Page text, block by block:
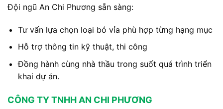
Đội ngũ An Chi Phương sẵn sàng:
Tư vấn lựa chọn loại bó vỉa phù hợp từng hạng mục
Hỗ trợ thông tin kỹ thuật, thi công
Đồng hành cùng nhà thầu trong suốt quá trình triển
khai dự án.
CÔNG TY TNHH AN CHI PHƯƠNG